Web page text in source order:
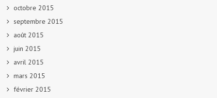
octobre 2015
septembre 2015
août 2015
juin 2015
avril 2015
mars 2015
février 2015